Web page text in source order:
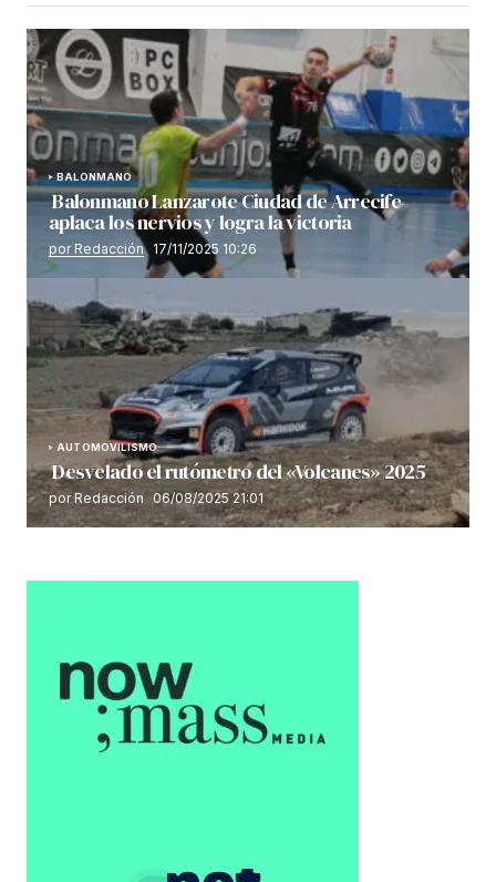
BALONMANO
Balonmano Lanzarote Ciudad de Arrecife
aplaca los nervios y logra la victoria
por Redacción 17/11/2025 10:26
AUTOMOVILISMO
Desvelado el rutómetro del «Volcanes» 2025
por Redacción 06/08/2025 21:01